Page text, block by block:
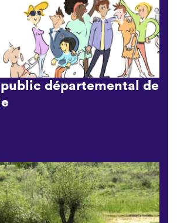
public départemental de